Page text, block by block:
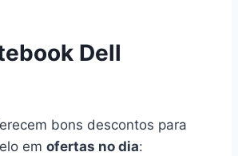
Dell
bons descontos para
em ofertas no dia: